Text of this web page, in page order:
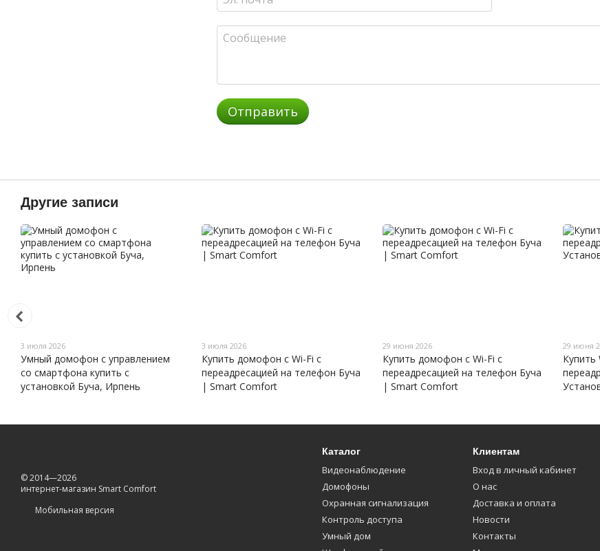
Отправить
Другие записи
3 июля 2026
Умный домофон с управлением
со смартфона купить с
установкой Буча, Ирпень
3 июля 2026
Купить домофон с Wi-Fi с
переадресацией на телефон Буча
| Smart Comfort
29 июня 2026
Купить домофон с Wi-Fi с
переадресацией на телефон Буча
| Smart Comfort
29 июня
© 2014—2026
интернет-магазин Smart Comfort
Мобильная версия
Каталог
Видеонаблюдение
Домофоны
Охранная сигнализация
Контроль доступа
Умный дом
Клиентам
Вход в личный кабинет
О нас
Доставка и оплата
Новости
Контакты